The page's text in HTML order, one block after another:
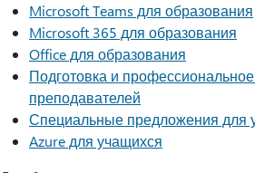
Microsoft Teams для образования
Microsoft 365 для образования
Office для образования
Подготовка и
преподавателей
Специальные предложения для
Azure для учащихся